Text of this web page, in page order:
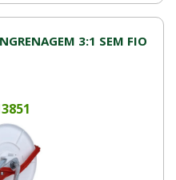
3:1 SEM FIO